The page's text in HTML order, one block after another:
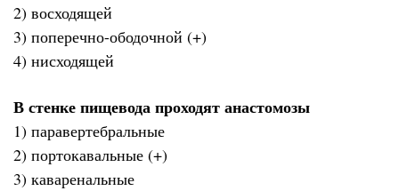
2) восходящей
3) поперечно-ободочной (+)
4) нисходящей
В стенке пищевода проходят анастомозы
1) паравертебральные
2) портокавальные (+)
3) каваренальные